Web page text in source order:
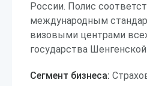
России. Полис
международным
визовыми центрами
государства
Сегмент бизнеса: